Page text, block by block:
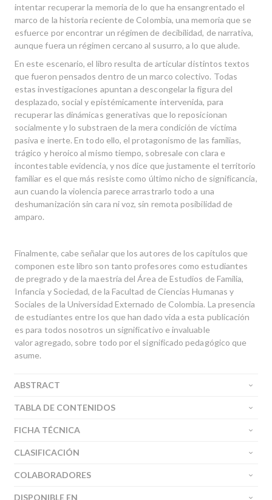
intentar recuperar la memoria de lo que ha ensangrentado el
marco de la historia reciente de Colombia, una memoria que se
esfuerce por encontrar un régimen de decibilidad, de narrativa,
aunque fuera un régimen cercano al susurro, a lo que alude.
En este escenario, el libro resulta de articular distintos textos
que fueron pensados dentro de un marco colectivo. Todas
estas investigaciones apuntan a descongelar la figura del
desplazado, social y epistémicamente intervenida, para
recuperar las dinámicas generativas que lo reposicionan
socialmente y lo substraen de la mera condición de víctima
pasiva e inerte. En todo ello, el protagonismo de las familias,
trágico y heroico al mismo tiempo, sobresale con clara e
incontestable evidencia, y nos dice que justamente el territorio
familiar es el que más resiste como último nicho de significancia,
aun cuando la violencia parece arrastrarlo todo a una
deshumanización sin cara ni voz, sin remota posibilidad de
amparo.
Finalmente, cabe señalar que los autores de los capítulos que
componen este libro son tanto profesores como estudiantes
de pregrado y de la maestría del Área de Estudios de Familia,
Infancia y Sociedad, de la Facultad de Ciencias Humanas y
Sociales de la Universidad Externado de Colombia. La presencia
de estudiantes entre los que han dado vida a esta publicación
es para todos nosotros un significativo e invaluable
valor agregado, sobre todo por el significado pedagógico que
asume.
ABSTRACT
TABLA DE CONTENIDOS
FICHA TÉCNICA
CLASIFICACIÓN
COLABORADORES
DISPONIBLE EN